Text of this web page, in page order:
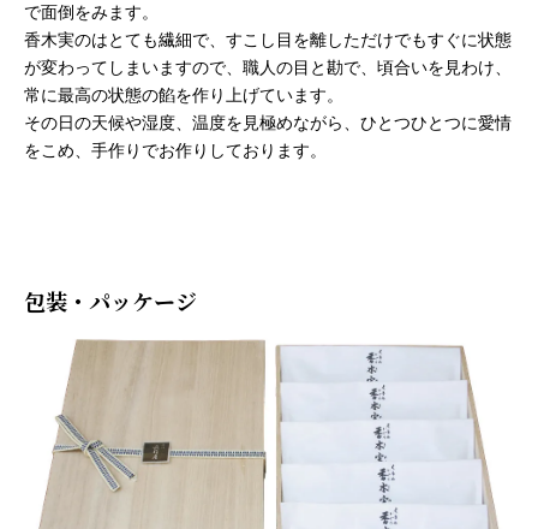
で面倒をみます。
香木実のはとても繊細で、すこし目を離しただけでもすぐに状態
が変わってしまいますので、職人の目と勘で、頃合いを見わけ、
常に最高の状態の餡を作り上げています。
その日の天候や湿度、温度を見極めながら、ひとつひとつに愛情
をこめ、手作りでお作りしております。
包装・パッケージ